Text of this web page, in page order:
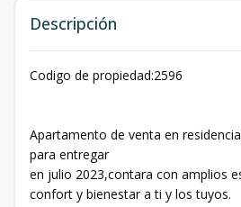
Descripción
Codigo de propiedad:2596
Apartamento de venta en
para entregar
en julio 2023,contara con amplios
confort y bienestar a ti y los tuyos.